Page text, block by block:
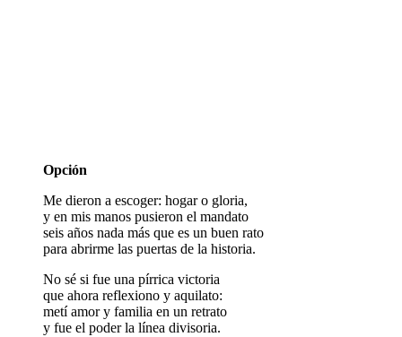
Opción
Me dieron a escoger: hogar o gloria,
y en mis manos pusieron el mandato
seis años nada más que es un buen rato
para abrirme las puertas de la historia.
No sé si fue una pírrica victoria
que ahora reflexiono y aquilato:
metí amor y familia en un retrato
y fue el poder la línea divisoria.